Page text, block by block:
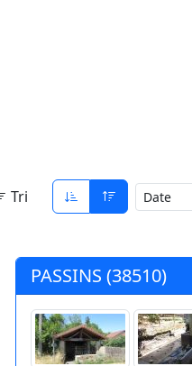
Tri
PASSINS (38510)